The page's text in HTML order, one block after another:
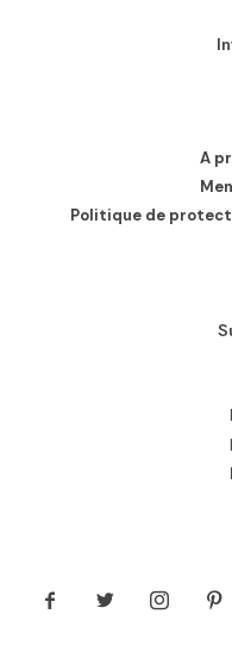
A
Politique de